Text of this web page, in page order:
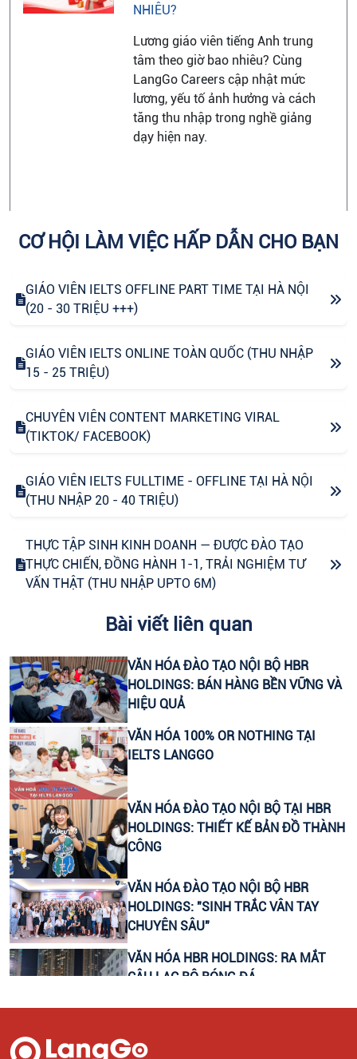
NHIÊU?
Lương giáo viên tiếng Anh trung
tâm theo giờ bao nhiêu? Cùng
LangGo Careers cập nhật mức
lương, yếu tố ảnh hưởng và cách
tăng thu nhập trong nghề giảng
dạy hiện nay.
CƠ HỘI LÀM VIỆC HẤP DẪN CHO BẠN
GIÁO VIÊN IELTS OFFLINE PART TIME TẠI HÀ NỘI
(20 - 30 TRIỆU +++)
GIÁO VIÊN IELTS ONLINE TOÀN QUỐC (THU NHẬP
15 - 25 TRIỆU)
CHUYÊN VIÊN CONTENT MARKETING VIRAL
(TIKTOK/ FACEBOOK)
GIÁO VIÊN IELTS FULLTIME - OFFLINE TẠI HÀ NỘI
(THU NHẬP 20 - 40 TRIỆU)
THỰC TẬP SINH KINH DOANH — ĐƯỢC ĐÀO TẠO
THỰC CHIẾN, ĐỒNG HÀNH 1-1, TRẢI NGHIỆM TƯ
VẤN THẬT (THU NHẬP UPTO 6M)
CHUYÊN VIÊN CONTENT VIRAL (FANPAGE
CTV CONTENT VIRAL TIKTOK
CHUYÊN VIÊN TƯ VẤN GIÁO DỤC (THU NHẬP UPTO
30 TRIỆU)
LEADER SALE/ TRƯỞNG NHÓM KINH DOANH/ TƯ
VẤN TUYỂN SINH
CTV KIỂM TRA NĂNG LỰC TIẾNG ANH ĐẦU VÀO CHO
HỌC VIÊN
HEADTEACHER MẢNG TIẾNG ANH TRẺ EM
Bài viết liên quan
VĂN HÓA ĐÀO TẠO NỘI BỘ HBR
HOLDINGS: BÁN HÀNG BỀN VỮNG VÀ
HIỆU QUẢ
VĂN HÓA 100% OR NOTHING TẠI
IELTS LANGGO
VĂN HÓA ĐÀO TẠO NỘI BỘ TẠI HBR
HOLDINGS: THIẾT KẾ BẢN ĐỒ THÀNH
CÔNG
VĂN HÓA ĐÀO TẠO NỘI BỘ HBR
HOLDINGS: "SINH TRẮC VÂN TAY
CHUYÊN SÂU"
VĂN HÓA HBR HOLDINGS: RA MẮT
CÂU LẠC BỘ BÓNG ĐÁ
VĂN HÓA ĐÀO TẠO NỘI BỘ HBR